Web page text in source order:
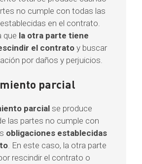
no cumple con todas las
en el contrato.
que la otra parte tiene
el contrato y buscar
por daños y perjuicios.
parcial
parcial se produce
las partes no cumple con
obligaciones establecidas
. En este caso, la otra parte
rescindir el contrato o